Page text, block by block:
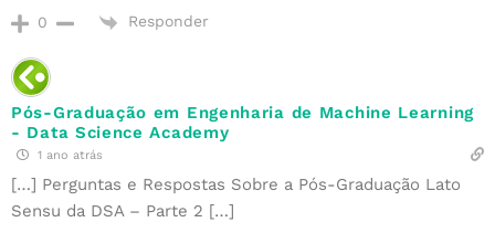
0 Responder
Pós-Graduação em Engenharia de Machine Learning
- Data Science Academy
1 ano atrás
[…] Perguntas e Respostas Sobre a Pós-Graduação Lato
Sensu da DSA – Parte 2 […]